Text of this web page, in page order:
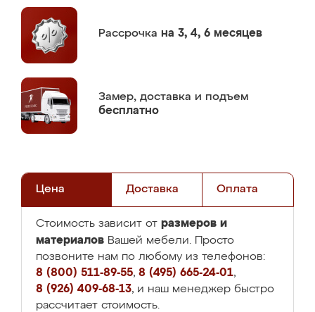
Рассрочка на 3, 4, 6 месяцев
Замер, доставка и подъем
бесплатно
Цена Доставка Оплата
Стоимость зависит от размеров и
материалов Вашей мебели. Просто
позвоните нам по любому из телефонов:
8 (800) 511-89-55, 8 (495) 665-24-01,
8 (926) 409-68-13, и наш менеджер быстро
рассчитает стоимость.